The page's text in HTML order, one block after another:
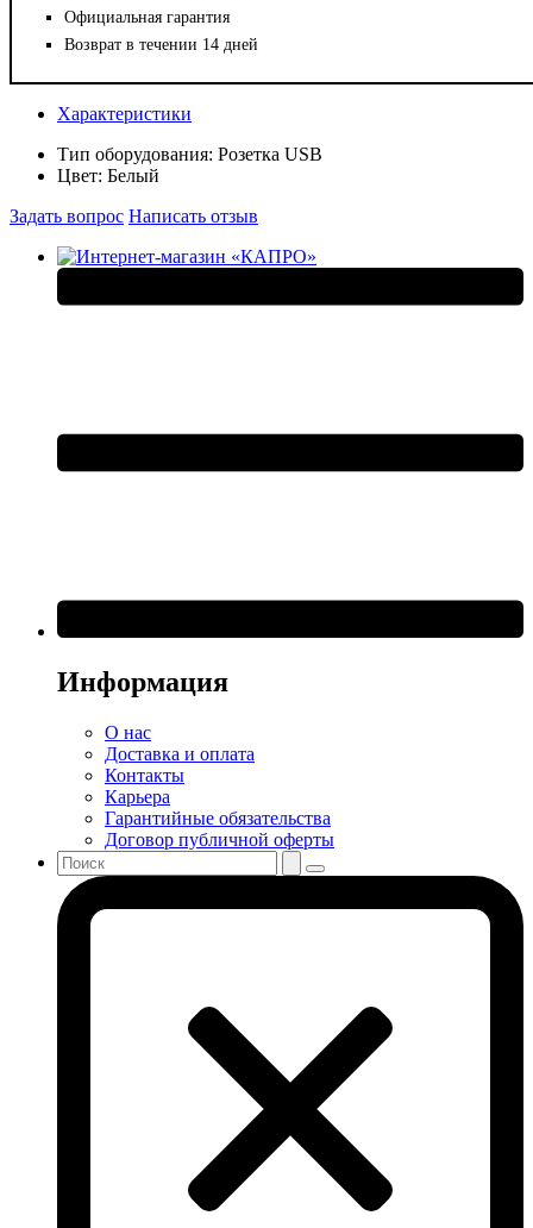
Официальная гарантия
Возврат в течении 14 дней
Характеристики
Тип оборудования: Розетка USB
Цвет: Белый
Задать вопрос Написать отзыв
Информация
О нас
Доставка и оплата
Контакты
Карьера
Гарантийные обязательства
Договор публичной оферты